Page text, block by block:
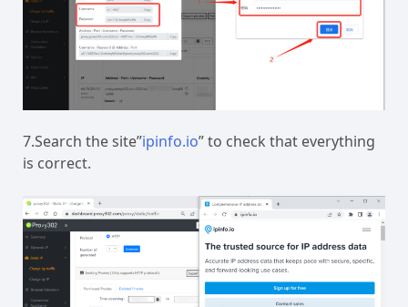
7.Search the site”ipinfo.io” to check that everything
is correct.